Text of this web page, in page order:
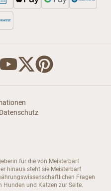
Datenschutz
für die von Meisterbarf
hinaus steht sie Meisterbarf
Fragen
und Katzen zur Seite.